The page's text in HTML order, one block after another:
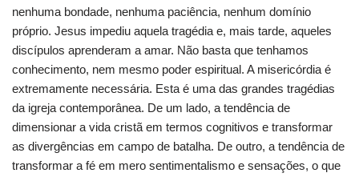
nenhuma bondade, nenhuma paciência, nenhum domínio
próprio. Jesus impediu aquela tragédia e, mais tarde, aqueles
discípulos aprenderam a amar. Não basta que tenhamos
conhecimento, nem mesmo poder espiritual. A misericórdia é
extremamente necessária. Esta é uma das grandes tragédias
da igreja contemporânea. De um lado, a tendência de
dimensionar a vida cristã em termos cognitivos e transformar
as divergências em campo de batalha. De outro, a tendência de
transformar a fé em mero sentimentalismo e sensações, o que